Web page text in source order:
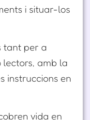
i situar-los
tant per a
lectors, amb la
instruccions en
vida en